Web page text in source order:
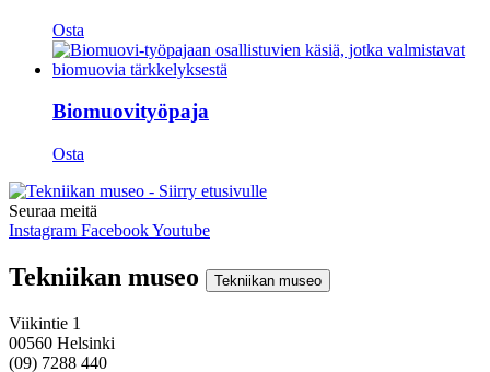
Osta
Biomuovityöpaja
Osta
Seuraa meitä
Instagram FacebookYoutube
Tekniikan museo Tekniikan museo
Viikintie 1
00560 Helsinki
(09) 7288 440